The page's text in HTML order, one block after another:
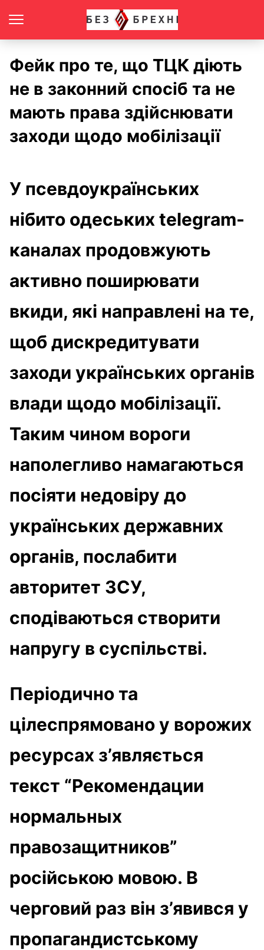
Фейк про те, що ТЦК діють
не в законний спосіб та не
мають права здійснювати
заходи щодо мобілізації
У псевдоукраїнських
нібито одеських telegram-
каналах продовжують
активно поширювати
вкиди, які направлені на те,
щоб дискредитувати
заходи українських органів
влади щодо мобілізації.
Таким чином вороги
наполегливо намагаються
посіяти недовіру до
українських державних
органів, послабити
авторитет ЗСУ,
сподіваються створити
напругу в суспільстві.
Періодично та
цілеспрямовано у ворожих
ресурсах з’являється
текст “Рекомендации
нормальных
правозащитников”
російською мовою. В
черговий раз він з’явився у
пропагандистському